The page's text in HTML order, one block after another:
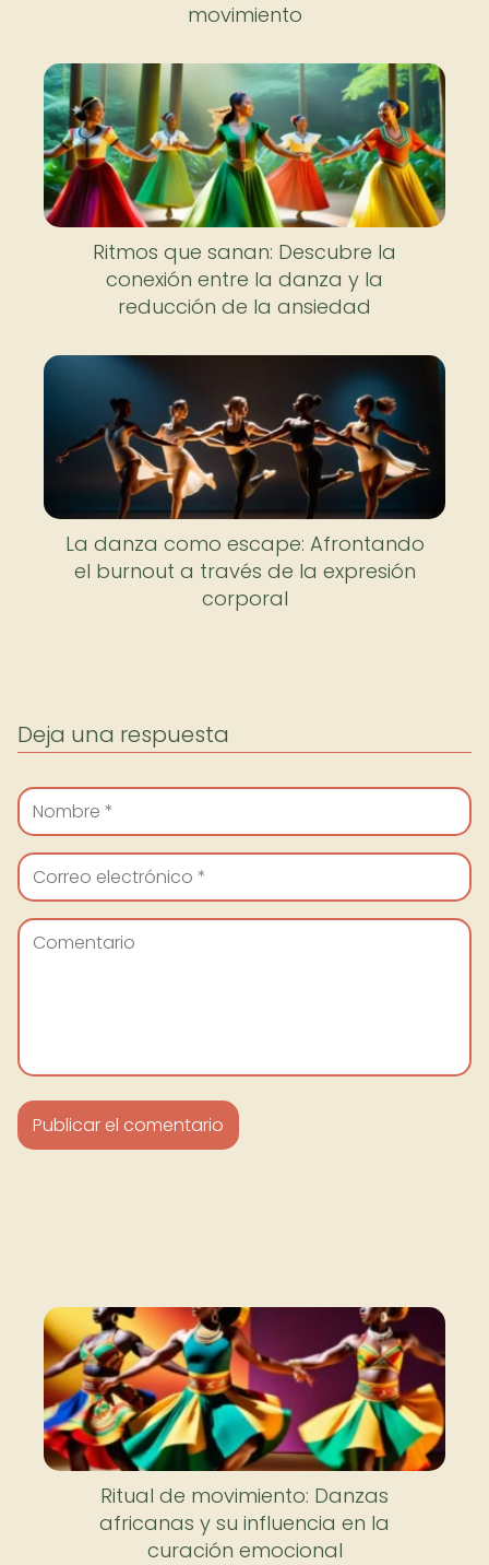
movimiento
Ritmos que sanan: Descubre la
conexión entre la danza y la
reducción de la ansiedad
La danza como escape: Afrontando
el burnout a través de la expresión
corporal
Deja una respuesta
Ritual de movimiento: Danzas
africanas y su influencia en la
curación emocional